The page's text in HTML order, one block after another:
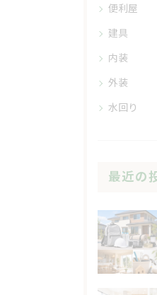
便利屋
建具
内装
外装
水回り
最近の